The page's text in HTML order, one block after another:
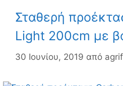
Σταθερή
Light 200cm με
30 Ιουνίου, 2019 από